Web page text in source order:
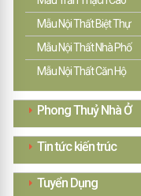
Mẫu Nội Thất Biệt Thự
Mẫu Nội Thất Nhà Phố
Mẫu Nội Thất Căn Hộ
Phong Thuỷ Nhà Ở
Tin tức kiến trúc
Tuyển Dụng